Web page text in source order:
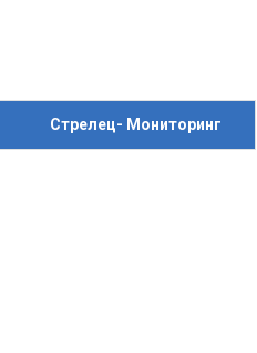
Стрелец- Мониторинг